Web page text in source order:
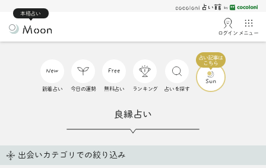
本格占い
ログイン メニュー
新着占い 今日の運勢 無料占い ランキング 占いを探す
良縁占い
出会いカテゴリでの絞り込み